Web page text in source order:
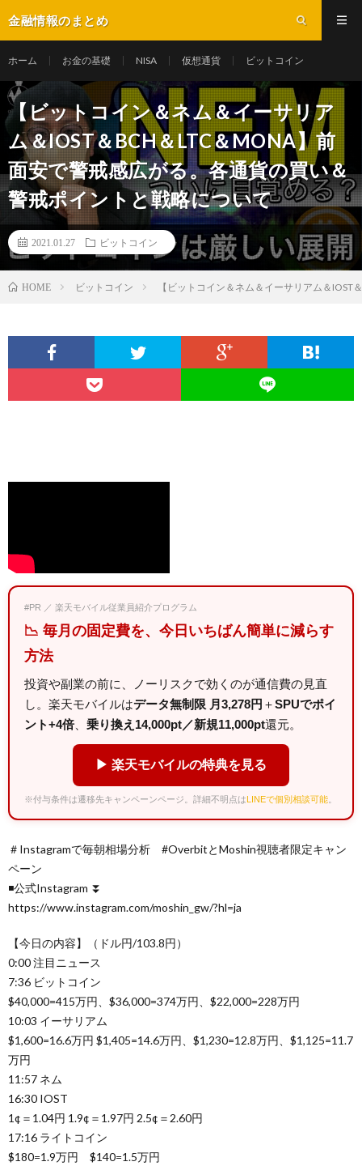
金融情報のまとめ
ホーム お金の基礎 NISA 仮想通貨 ビットコイン
【ビットコイン＆ネム＆イーサリア
ム＆IOST＆BCH＆LTC＆MONA】前
面安で警戒感広がる。各通貨の買い＆
警戒ポイントと戦略について
2021.01.27 ビットコイン
HOME ビットコイン 【ビットコイン＆ネム＆イーサリアム＆
#PR ／ 楽天モバイル従業員紹介プログラム
📉 毎月の固定費を、今日いちばん簡単に減らす
方法
投資や副業の前に、ノーリスクで効くのが通信費の見直
し。楽天モバイルはデータ無制限 月3,278円 ＋SPUでポイ
ント+4倍
乗り換え14,000pt／新規11,000pt還元。
▶ 楽天モバイルの特典を見る
※付与条件は遷移先キャンペーンページ。詳細不明点はLINEで個別相談可能
＃Instagramで毎朝相場分析 #OverbitとMoshin視聴者限定キャン
ペーン
◾️公式Instagram ⏬
https://www.instagram.com/moshin_gw/?hl=ja
【今日の内容】（ドル円/103.8円）
0:00 注目ニュース
7:36 ビットコイン
$40,000=415万円、$36,000=374万円、$22,000=228万円
10:03 イーサリアム
$1,600=16.6万円 $1,405=14.6万円、$1,230=12.8万円、$1,125=11.7
万円
11:57 ネム
16:30 IOST
1¢＝1.04円 1.9¢＝1.97円 2.5¢＝2.60円
17:16 ライトコイン
$180=1.9万円 $140=1.5万円